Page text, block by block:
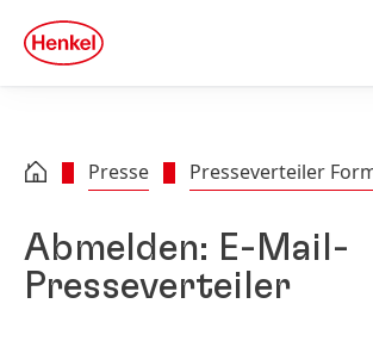
Zu Footer springen
quick
search
Presse Presseverteiler
Abmelden: E-Mail-
Presseverteiler